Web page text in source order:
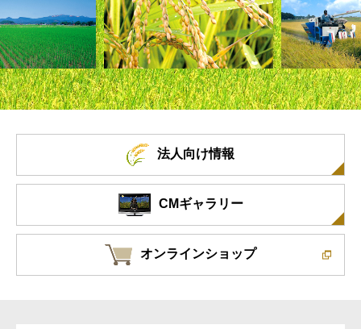
法人向け情報
CMギャラリー
オンラインショップ